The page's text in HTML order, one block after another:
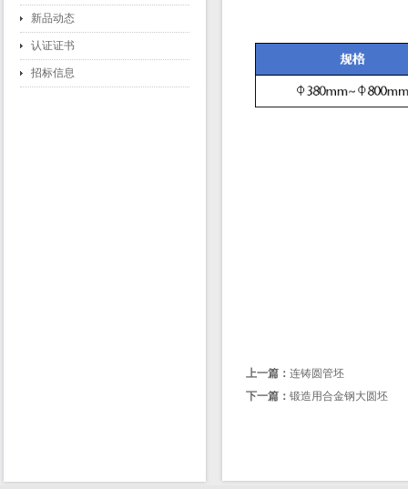
新品动态
认证证书
招标信息
上一篇： 连铸圆管坯
下一篇： 锻造用合金钢大圆坯